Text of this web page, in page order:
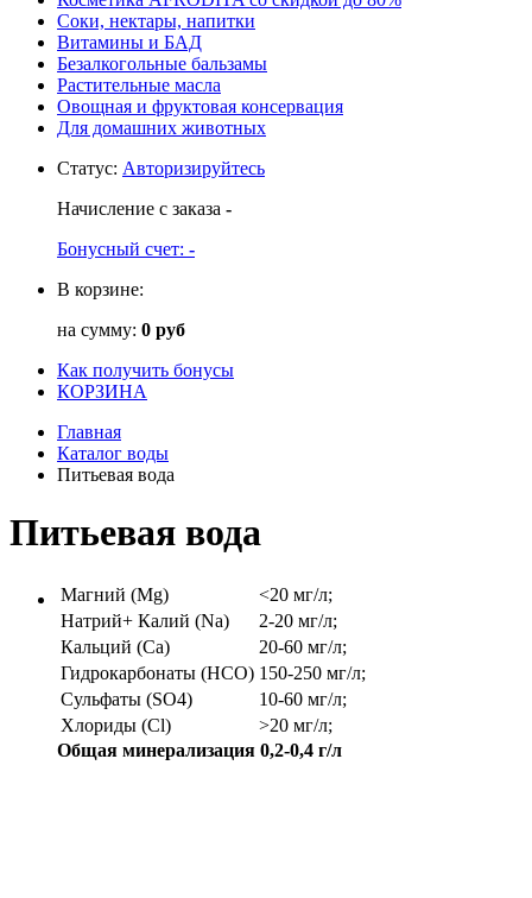
Соки, нектары, напитки
Витамины и БАД
Безалкогольные бальзамы
Растительные масла
Овощная и фруктовая консервация
Для домашних животных
Статус: Авторизируйтесь
Начисление с заказа -
Бонусный счет: -
В корзине:
на сумму: 0 руб
Как получить бонусы
КОРЗИНА
Главная
Каталог воды
Питьевая вода
Питьевая вода
Магний (Mg)
<20 мг/л;
Натрий+ Калий (Na)
2-20 мг/л;
Кальций (Ca)
20-60 мг/л;
Гидрокарбонаты (HCO) 150-250 мг/л;
Сульфаты (SO4)
10-60 мг/л;
Хлориды (Cl)
>20 мг/л;
Общая минерализация 0,2-0,4 г/л